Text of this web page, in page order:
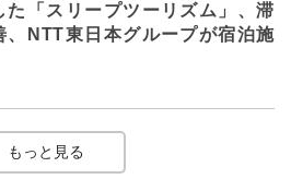
た「スリープツーリズム」、滞
、NTT東日本グループが宿泊施
もっと見る